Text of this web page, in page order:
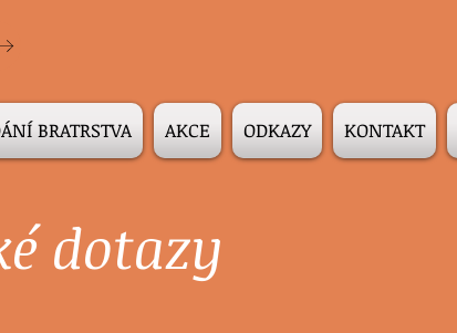
BRATRSTVA AKCE ODKAZY KONTAKT
dotazy